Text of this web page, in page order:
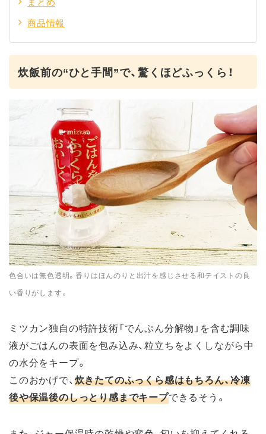
商品情報
炊飯前の“ひと手間”で、驚くほどふっくら！
色合いは無色透明。香りはほんのりと出汁を感じさせる和テイストの良
い香りがします。
ミツカン独自の特許技術「でんぷん分解物」を含む調味
液がごはんの表面を包み込み、粒立ちをよくしながら中
の水分をキープ。
このおかげで、炊きたてのふっくら感はもちろん、冷凍
後や保温後のしっとり感までキープできるそう。